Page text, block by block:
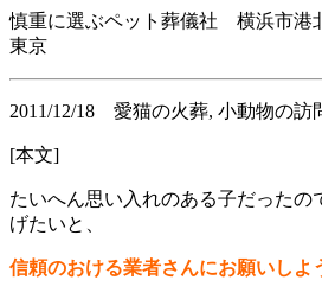
慎重に選ぶペット葬儀社 横浜市
東京
2011/12/18 愛猫の火葬, 小動物の訪
[本文]
たいへん思い入れのある子だったの
げたいと、
信頼のおける業者さんにお願いしよ